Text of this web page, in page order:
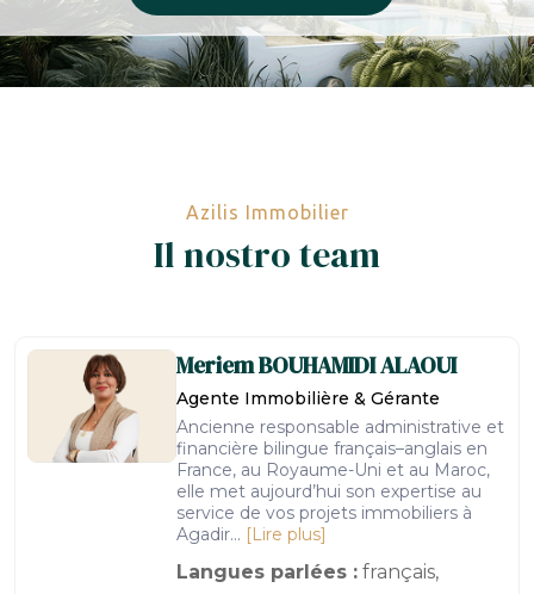
Azilis Immobilier
Il nostro team
MeriemBOUHAMIDI ALAOUI
Agente Immobilière & Gérante
Ancienne responsable administrative et
financière bilingue français–anglais en
France, au Royaume-Uni et au Maroc,
elle met aujourd’hui son expertise au
service de vos projets immobiliers à
Agadir... [Lire plus]
Langues parlées : français,